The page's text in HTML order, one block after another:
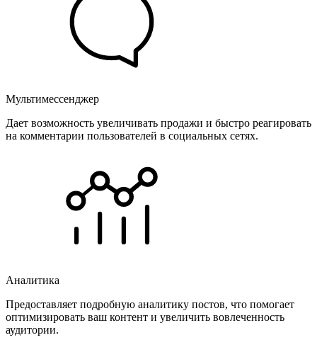
Мультимессенджер
Дает возможность увеличивать продажи и быстро реагировать
на комментарии пользователей в социальных сетях.
Аналитика
Предоставляет подробную аналитику постов, что помогает
оптимизировать ваш контент и увеличить вовлеченность
аудитории.